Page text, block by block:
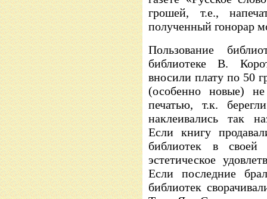
грошей, т.е.,
полученный гонорар
Пользование
библиотеке В.
вносили плату по 50
(особенно новые)
печатью, т.к.
наклеивались так
Если книгу
библиотек в своей
эстетическое
Если последние
библиотек